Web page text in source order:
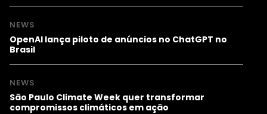
NEWS
OpenAI lança piloto de anúncios no ChatGPT no
Brasil
NEWS
São Paulo Climate Week quer transformar
compromissos climáticos em ação